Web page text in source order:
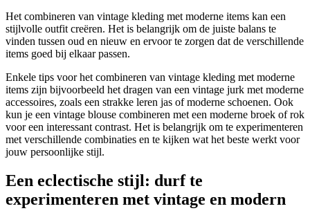
Het combineren van vintage kleding met moderne items kan een
stijlvolle outfit creëren. Het is belangrijk om de juiste balans te
vinden tussen oud en nieuw en ervoor te zorgen dat de verschillende
items goed bij elkaar passen.
Enkele tips voor het combineren van vintage kleding met moderne
items zijn bijvoorbeeld het dragen van een vintage jurk met moderne
accessoires, zoals een strakke leren jas of moderne schoenen. Ook
kun je een vintage blouse combineren met een moderne broek of rok
voor een interessant contrast. Het is belangrijk om te experimenteren
met verschillende combinaties en te kijken wat het beste werkt voor
jouw persoonlijke stijl.
Een eclectische stijl: durf te
experimenteren met vintage en modern